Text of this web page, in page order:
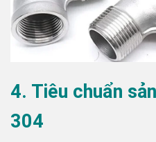
4. Tiêu chuẩn
304